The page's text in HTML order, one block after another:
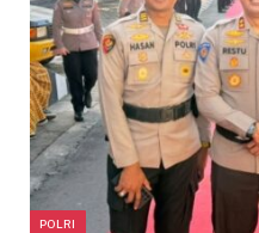
POLRI